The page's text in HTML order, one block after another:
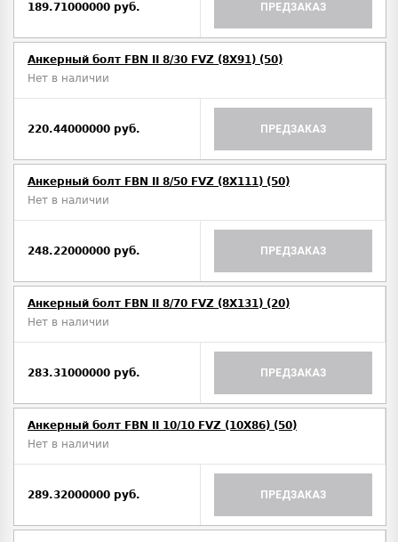
189.71000000 руб. ПРЕДЗАКАЗ
Анкерный болт FBN II 8/30 FVZ (8X91) (50)
Нет в наличии
220.44000000 руб. ПРЕДЗАКАЗ
Анкерный болт FBN II 8/50 FVZ (8X111) (50)
Нет в наличии
248.22000000 руб. ПРЕДЗАКАЗ
Анкерный болт FBN II 8/70 FVZ (8X131) (20)
Нет в наличии
283.31000000 руб. ПРЕДЗАКАЗ
Анкерный болт FBN II 10/10 FVZ (10X86) (50)
Нет в наличии
289.32000000 руб. ПРЕДЗАКАЗ